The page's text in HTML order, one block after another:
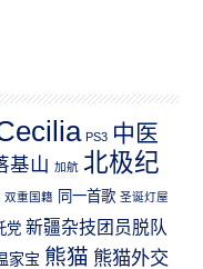
PS3 中医
基山 加航 北极纪
双重国籍 同一首歌 圣诞灯屋
党 新疆杂技团员脱队
家宝 熊猫 熊猫外交